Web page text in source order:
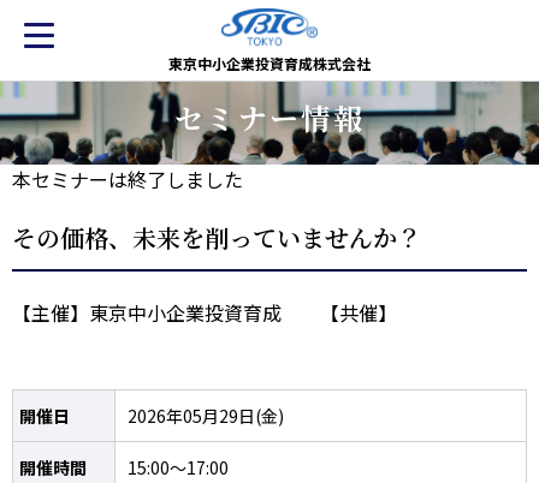
東京中小企業投資育成株式会社
セミナー情報
本セミナーは終了しました
その価格、未来を削っていませんか？
【主催】東京中小企業投資育成 【共催】
開催日 2026年05月29日(金)
開催時間 15:00～17:00